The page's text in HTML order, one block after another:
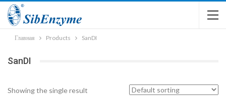
Главная Products SanDI
SanDI
Showing the single result